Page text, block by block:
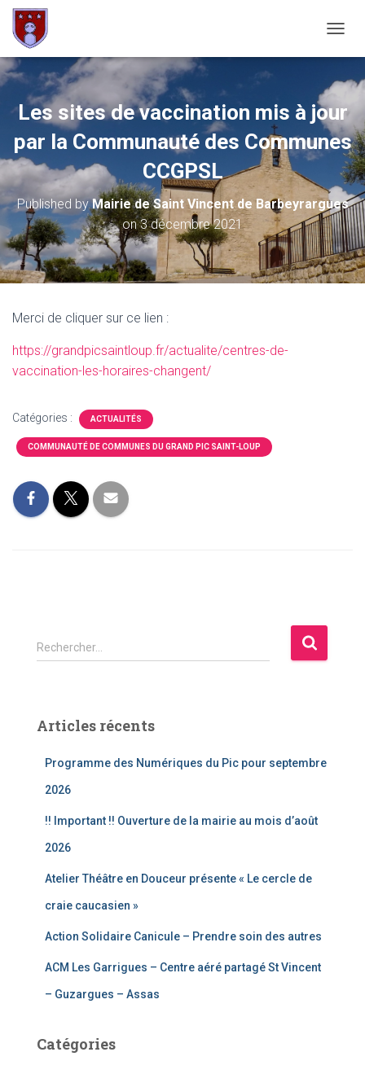
Les sites de vaccination mis à jour
par la Communauté des Communes
CCGPSL
Published byMairie de Saint Vincent de Barbeyrargues
on3 décembre 2021
Merci de cliquer sur ce lien :
https://grandpicsaintloup.fr/actualite/centres-de-
vaccination-les-horaires-changent/
Catégories : ACTUALITÉS
COMMUNAUTÉ DE COMMUNES DU GRAND PIC SAINT-LOUP
R
e
r
Rechercher…
Articles récents
Programme des Numériques du Pic pour septembre
2026
!! Important !! Ouverture de la mairie au mois d’août
2026
Atelier Théâtre en Douceur présente « Le cercle de
craie caucasien »
Action Solidaire Canicule – Prendre soin des autres
ACM Les Garrigues – Centre aéré partagé St Vincent
– Guzargues – Assas
Catégories